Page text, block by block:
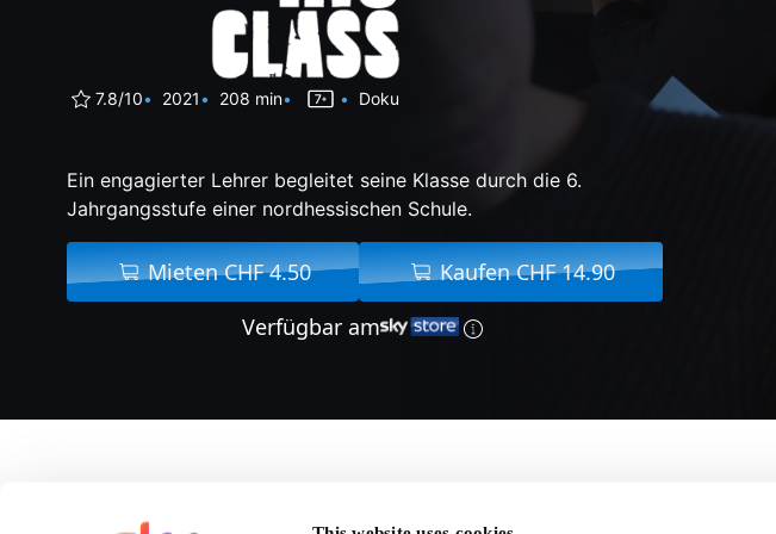
7.8/10 2021 208 min Doku
Ein engagierter Lehrer begleitet seine Klasse durch die 6.
Jahrgangsstufe einer nordhessischen Schule.
Mieten CHF 4.50
Kaufen CHF 14.90
Verfügbar am